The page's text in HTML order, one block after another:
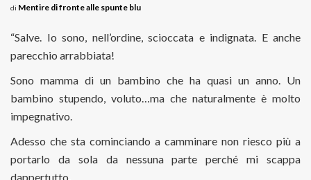
di Mentire di fronte alle spunte blu
“Salve. Io sono, nell’ordine, scioccata e indignata. E anche
parecchio arrabbiata!
Sono mamma di un bambino che ha quasi un anno. Un
bambino stupendo, voluto…ma che naturalmente è molto
impegnativo.
Adesso che sta cominciando a camminare non riesco più a
portarlo da sola da nessuna parte perché mi scappa
dappertutto.